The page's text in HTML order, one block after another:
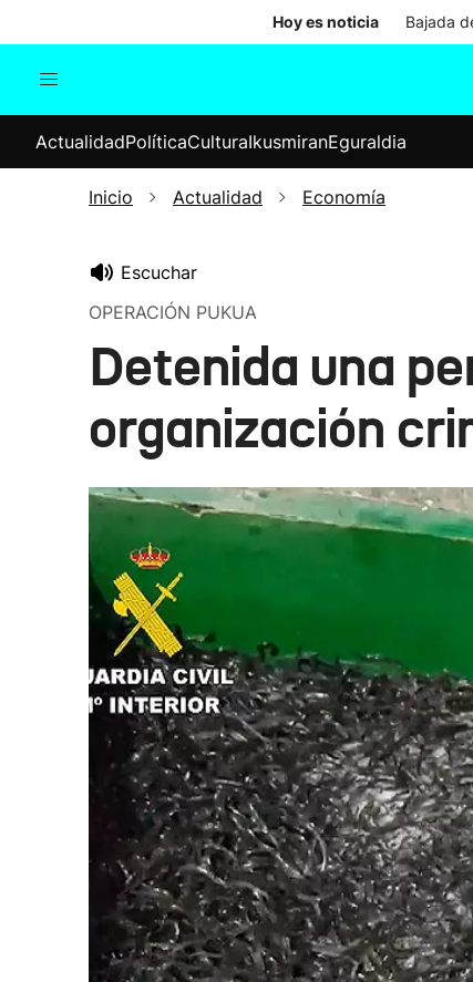
Hoy es noticia Bajada
Internacional
Elecciones
ActualidadPolíticaCulturaIkusmiranEguraldia
Inicio Actualidad Economía
Escuchar
OPERACIÓN PUKUA
Detenida una
organización